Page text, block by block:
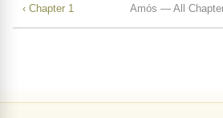
‹ Chapter 1 Amós — All